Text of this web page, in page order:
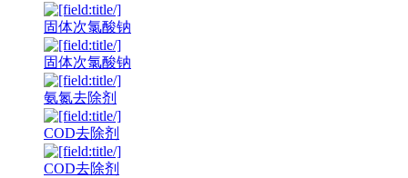
固体次氯酸钠
固体次氯酸钠
氨氮去除剂
COD去除剂
COD去除剂